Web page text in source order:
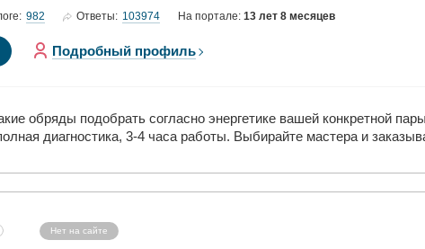
982 Ответы: 103974 На портале: 13 лет 8 месяцев
Подробный профиль
обряды подобрать согласно энергетике вашей конкретной
диагностика, 3-4 часа работы. Выбирайте мастера и
Нет на сайте